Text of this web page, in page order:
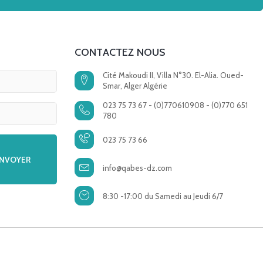
CONTACTEZ NOUS
Cité Makoudi II, Villa N°30. El-Alia. Oued-
Smar, Alger Algérie
023 75 73 67 - (0)770610908 - (0)770 651
780
023 75 73 66
info@qabes-dz.com
8:30 -17:00 du Samedi au Jeudi 6/7